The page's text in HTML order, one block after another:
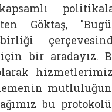
Göktaş,
bir aradayız.
bu